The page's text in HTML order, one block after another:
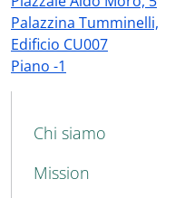
Palazzina Tumminelli,
Edificio CU007
Piano -1
MAIN NAVIGATION
Chi siamo
Mission